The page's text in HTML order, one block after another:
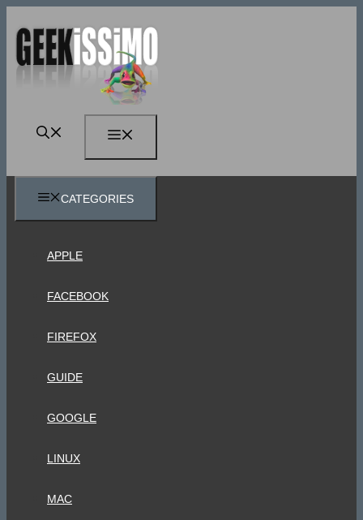
contenuto
CATEGORIES
APPLE
FACEBOOK
FIREFOX
GUIDE
GOOGLE
LINUX
MAC